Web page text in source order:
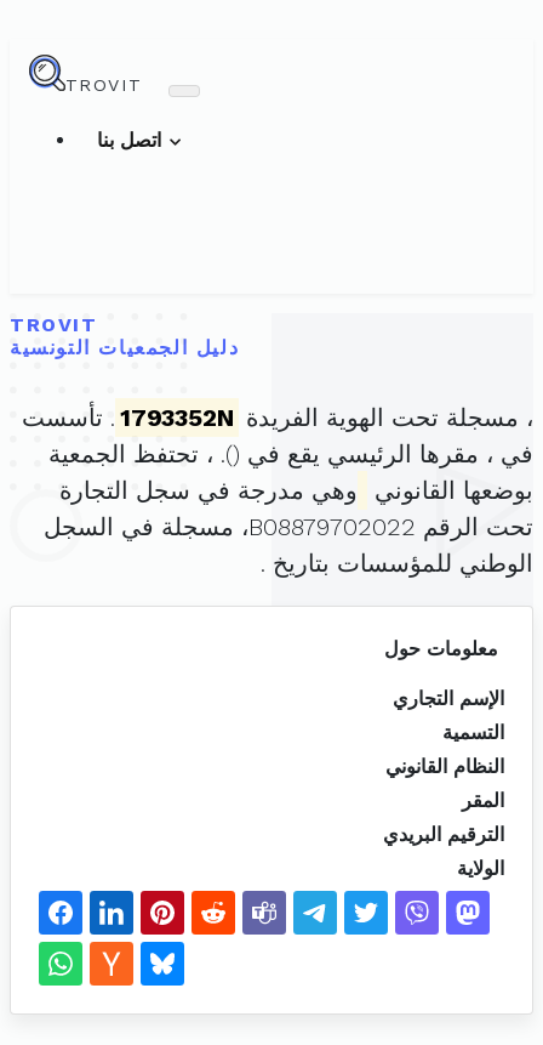
TROVIT
TROVIT
دليل الجمعيات التونسية
، مسجلة تحت الهوية الفريدة 1793352N . تأسست
في ، مقرها الرئيسي يقع في (). ، تحتفظ الجمعية
بوضعها القانوني
وهي مدرجة في سجل التجارة
تحت الرقم B08879702022، مسجلة في السجل
الوطني للمؤسسات بتاريخ .
معلومات حول
الإسم التجاري
التسمية
النظام القانوني
المقر
الترقيم البريدي
الولاية